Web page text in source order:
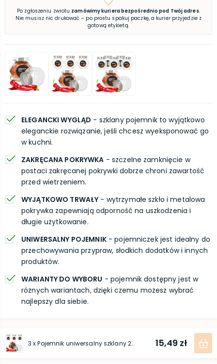
Po zgłoszeniu zwrotu zamówimy kuriera bezpośrednio pod Twój adres.
Nie musisz nic drukować – po prostu spakuj paczkę, a kurier przyjedzie z
gotową etykietą.
ELEGANCKI WYGLĄD - szklany pojemnik to wyjątkowo
eleganckie rozwiązanie, jeśli chcesz wyeksponować go
w kuchni.
ZAKRĘCANA POKRYWKA - szczelne zamknięcie w
postaci zakręcanej pokrywki dobrze chroni zawartość
przed wietrzeniem.
WYJĄTKOWO TRWAŁY - wytrzymałe szkło i metalowa
pokrywka zapewniają odporność na uszkodzenia i
długie użytkowanie.
UNIWERSALNY POJEMNIK- pojemniczek jest idealny do
przechowywania przypraw, słodkich dodatków i innych
produktów.
WARIANTY DO WYBORU - pojemnik dostępny jest w
różnych wariantach, dzięki czemu możesz wybrać
najlepszy dla siebie.
3 x Pojemnik uniwersalny szklany 210ml 15,49 zł